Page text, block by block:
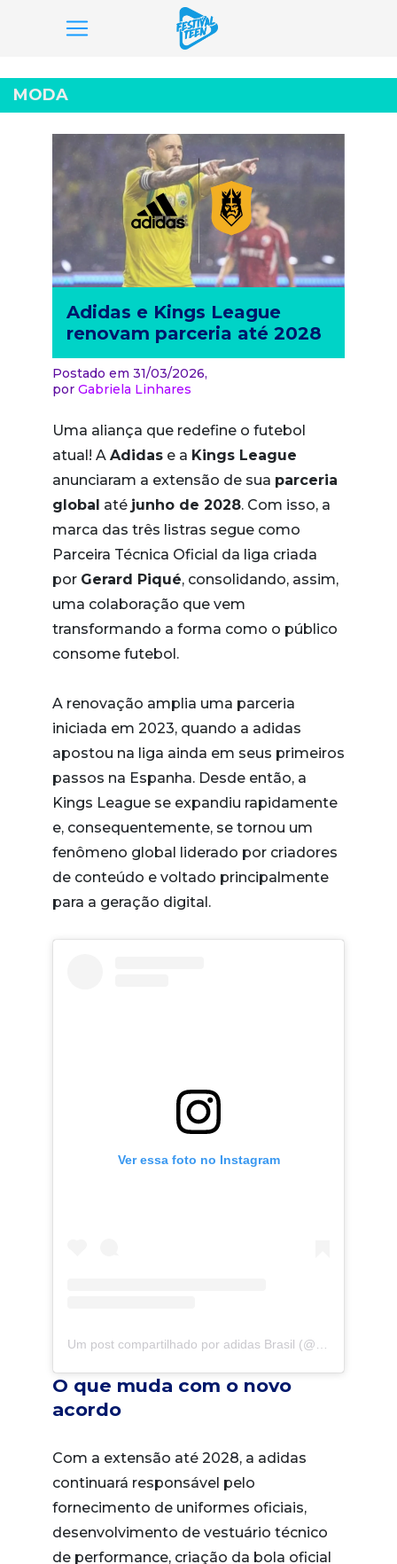
para
o
conteúdo
MODA
Adidas e Kings League
renovam parceria até 2028
Postado em 31/03/2026,
por Gabriela Linhares
Uma aliança que redefine o futebol
atual! A Adidas e a Kings League
anunciaram a extensão de sua parceria
global até junho de 2028. Com isso, a
marca das três listras segue como
Parceira Técnica Oficial da liga criada
por Gerard Piqué, consolidando, assim,
uma colaboração que vem
transformando a forma como o público
consome futebol.
A renovação amplia uma parceria
iniciada em 2023, quando a adidas
apostou na liga ainda em seus primeiros
passos na Espanha. Desde então, a
Kings League se expandiu rapidamente
e, consequentemente, se tornou um
fenômeno global liderado por criadores
de conteúdo e voltado principalmente
para a geração digital.
Ver essa foto no Instagram
Um post compartilhado por adidas Brasil (@adidasbrasil)
O que muda com o novo
acordo
Com a extensão até 2028, a adidas
continuará responsável pelo
fornecimento de uniformes oficiais,
desenvolvimento de vestuário técnico
de performance, criação da bola oficial